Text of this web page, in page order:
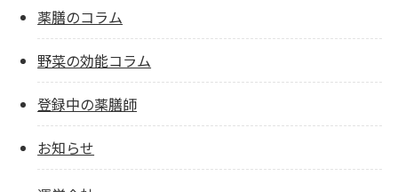
薬膳のコラム
野菜の効能コラム
登録中の薬膳師
お知らせ